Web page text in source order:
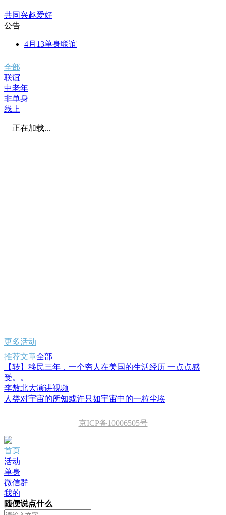
共同兴趣爱好
公告
4月13单身联谊
全部
联谊
中老年
非单身
线上
正在加载...
更多活动
推荐文章全部
【转】移民三年，一个穷人在美国的生活经历 一点点感
受。。
李敖北大演讲视频
人类对宇宙的所知或许只如宇宙中的一粒尘埃
京ICP备10006505号
首页
活动
单身
微信群
我的
随便说点什么